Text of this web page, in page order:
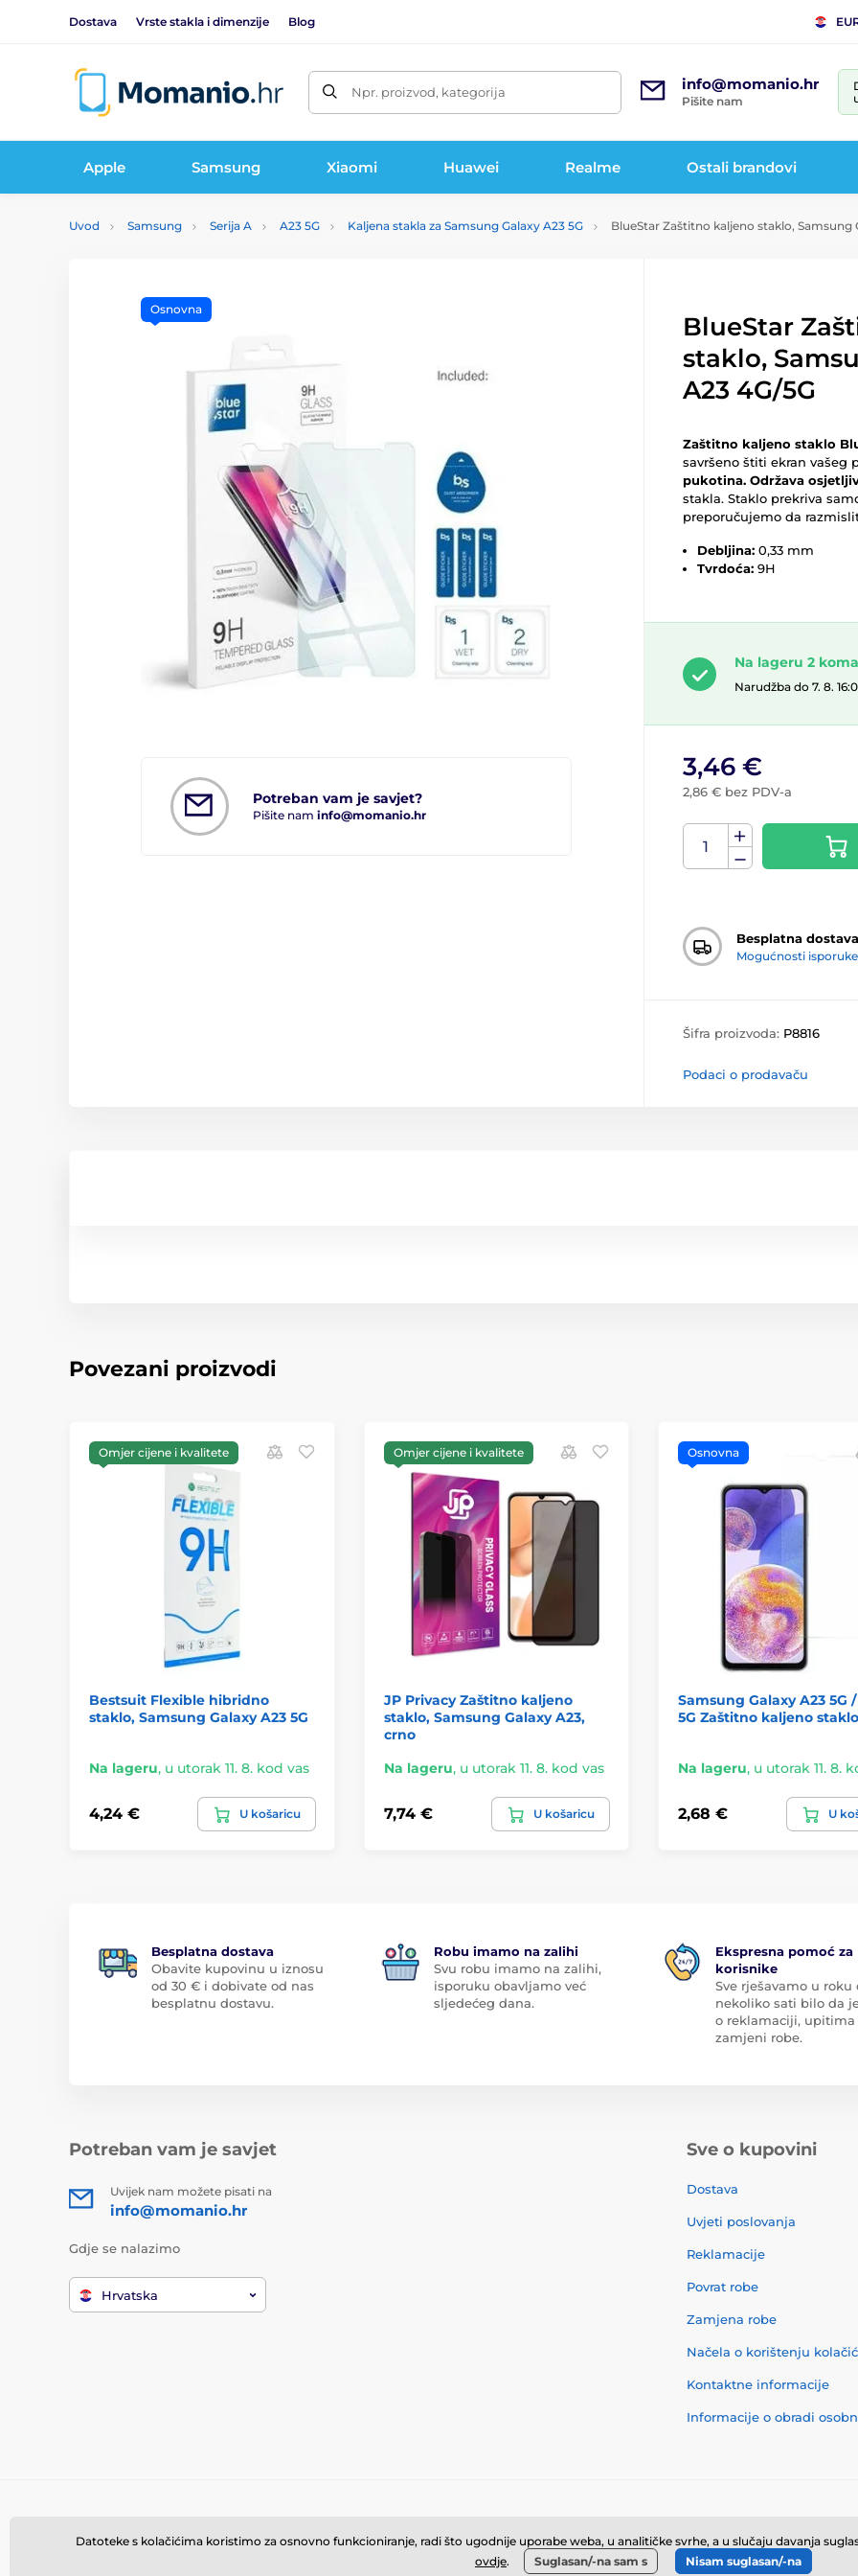
Dostava Vrste stakla i dimenzije Blog
Npr. proizvod, kategorija info@momanio.hr
Pišite nam
Apple Samsung Xiaomi Huawei Realme Ostali brandovi
Uvod Samsung Serija A A23 5G Kaljena stakla za Samsung Galaxy A23 5G BlueStar Zaštitno kaljeno staklo, Samsung
Potreban vam je savjet?
Pišite nam info@momanio.hr
Osnovna
BlueStar
staklo,
A23 4G/5G
Zaštitno kaljeno staklo
savršeno štiti ekran vašeg
pukotina. Održava
stakla. Staklo prekriva
preporučujemo da
Debljina: 0,33 mm
Tvrdoća: 9H
Na lageru 2
Narudžba do 7. 8.
3,46 €
2,86 € bez PDV-a
Besplatna dostava
Mogućnosti isporuke
Šifra proizvoda: P8816
Podaci o prodavaču
Povezani proizvodi
Omjer cijene i kvalitete
Bestsuit Flexible hibridno
staklo, Samsung Galaxy A23 5G
Na lageru, u utorak 11. 8. kod vas
4,24 € U košaricu
Omjer cijene i kvalitete
JP Privacy Zaštitno kaljeno
staklo, Samsung Galaxy A23,
crno
Na lageru, u utorak 11. 8. kod vas
7,74 € U košaricu
Osnovna
Samsung Galaxy A23 5G /
5G Zaštitno kaljeno staklo
Na lageru, u utorak 11. 8.
2,68 € U
Besplatna dostava
Obavite kupovinu u iznosu
od 30 € i dobivate od nas
besplatnu dostavu.
Robu imamo na zalihi
Svu robu imamo na zalihi,
isporuku obavljamo već
sljedećeg dana.
Ekspresna pomoć za
korisnike
Sve rješavamo u roku
nekoliko sati bilo da
o reklamaciji, upitima
zamjeni robe.
Potreban vam je savjet
Uvijek nam možete pisati na
info@momanio.hr
Gdje se nalazimo
Hrvatska
Sve o kupovini
Dostava
Uvjeti poslovanja
Reklamacije
Povrat robe
Zamjena robe
Načela o korištenju
Kontaktne informacije
Informacije o obradi
Datoteke s kolačićima koristimo za osnovno funkcioniranje, radi što ugodnije uporabe weba, u analitičke svrhe, a u slučaju davanja
ovdje. Suglasan/-na sam s Nisam suglasan/-na